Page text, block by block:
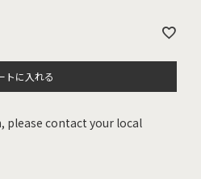
トに入れる
please contact your local